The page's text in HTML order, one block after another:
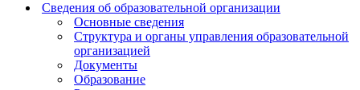
Сведения об образовательной организации
Основные сведения
Структура и органы управления образовательной
организацией
Документы
Образование